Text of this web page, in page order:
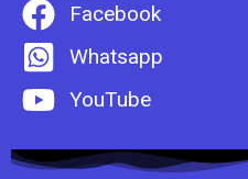
Facebook
Whatsapp
YouTube